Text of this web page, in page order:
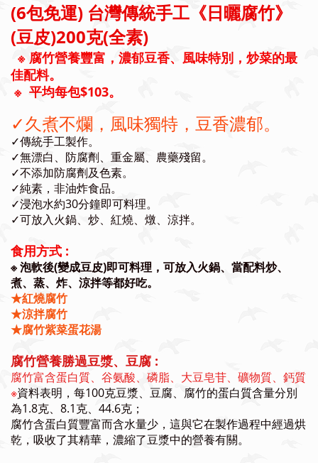
(6包免運) 台灣傳統手工《日曬腐竹》
(豆皮)200克(全素)
※ 腐竹營養豐富，濃郁豆香、風味特別，炒菜的最
佳配料。
※ 平均每包$103。
✓久煮不爛，風味獨特，豆香濃郁。
✓傳統手工製作。
✓無漂白、防腐劑、重金屬、農藥殘留。
✓不添加防腐劑及色素。
✓純素，非油炸食品。
✓浸泡水約30分鐘即可料理。
✓可放入火鍋、炒、紅燒、燉、涼拌。
食用方式 :
※泡軟後(變成豆皮)即可料理，可放入火鍋、當配料炒、
煮、蒸、炸、涼拌等都好吃。
★紅燒腐竹
★涼拌腐竹
★腐竹紫菜蛋花湯
腐竹營養勝過豆漿、豆腐 :
腐竹富含蛋白質、谷氨酸、磷脂、大豆皂苷、礦物質、鈣質
※資料表明，每100克豆漿、豆腐、腐竹的蛋白質含量分別
為1.8克、8.1克、44.6克；
腐竹含蛋白質豐富而含水量少，這與它在製作過程中經過烘
乾，吸收了其精華，濃縮了豆漿中的營養有關。